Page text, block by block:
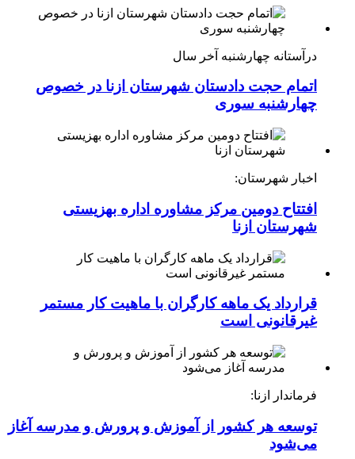
درآستانه چهارشنبه آخر سال
اتمام حجت دادستان شهرستان ازنا در خصوص
چهارشنبه ‌سوری
اخبار شهرستان:
افتتاح دومین مرکز مشاوره اداره بهزیستی
شهرستان ازنا
قرارداد یک ماهه کارگران با ماهیت کار مستمر
غیرقانونی است
فرماندار ازنا:
توسعه هر کشور از آموزش و پرورش و مدرسه آغاز
می‌شود